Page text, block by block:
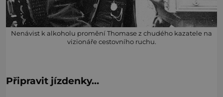
Nenávist k alkoholu promění Thomase z chudého kazatele na
vizionáře cestovního ruchu.
Připravit jízdenky…